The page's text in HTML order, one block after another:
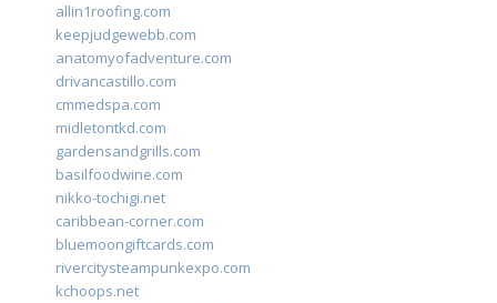
allin1roofing.com
keepjudgewebb.com
anatomyofadventure.com
drivancastillo.com
cmmedspa.com
midletontkd.com
gardensandgrills.com
basilfoodwine.com
nikko-tochigi.net
caribbean-corner.com
bluemoongiftcards.com
rivercitysteampunkexpo.com
kchoops.net